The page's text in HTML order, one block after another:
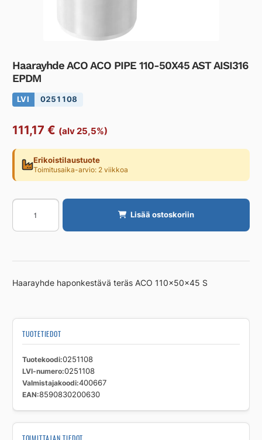
Haarayhde ACO ACO PIPE 110-50X45 AST AISI316
EPDM
LVI 0251108
111,17 € (alv 25,5%)
Erikoistilaustuote
Toimitusaika-arvio: 2 viikkoa
Haarayhde
ACO
110-
AST
Lisää ostoskoriin
Haarayhde haponkestävä teräs ACO 110x50x45 S
TUOTETIEDOT
Tuotekoodi 0251108
LVI-numero 0251108
Valmistajakoodi 400667
EAN 8590830200630